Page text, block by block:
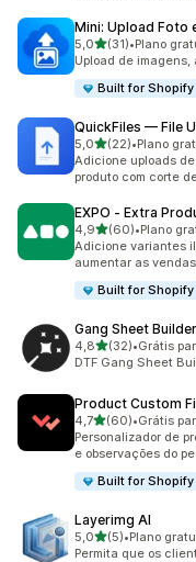
Mini: Upload Foto
5,0de 5 estrelas
(31)
31 avaliações ao
•Plano
Upload de
Built for Shopify
QuickFiles — File
5,0de 5 estrelas
(22)
22 avaliações ao
•Plano
Adicione uploads
produto com corte
EXPO ‑ Extra
4,9de 5 estrelas
(60)
60 avaliações ao
•Plano
Adicione variantes
aumentar as vendas
Built for Shopify
Gang Sheet Builder
4,8de 5 estrelas
(32)
32 avaliações ao
•Grátis
DTF Gang Sheet
Product Custom
4,7de 5 estrelas
(60)
60 avaliações ao
•Grátis
Personalizador de
e observações do
Built for Shopify
Layerimg AI
5,0de 5 estrelas
(5)
5 avaliações ao todo
•Plano
Permita que os